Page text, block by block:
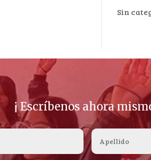
Sin
¡ Escríbenos ahora